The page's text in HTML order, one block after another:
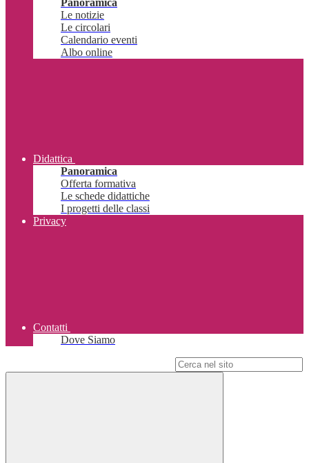
Panoramica
Le notizie
Le circolari
Calendario eventi
Albo online
Didattica
Panoramica
Offerta formativa
Le schede didattiche
I progetti delle classi
Privacy
Contatti
Dove Siamo